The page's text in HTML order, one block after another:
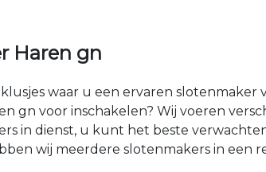
Haren gn
waar u een ervaren
gn voor inschakelen? Wij voeren
in dienst, u kunt het beste
wij meerdere slotenmakers in een